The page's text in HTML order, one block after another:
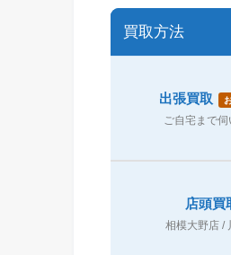
買取方法
出張買取
ご自宅まで伺
店頭買
相模大野店 /